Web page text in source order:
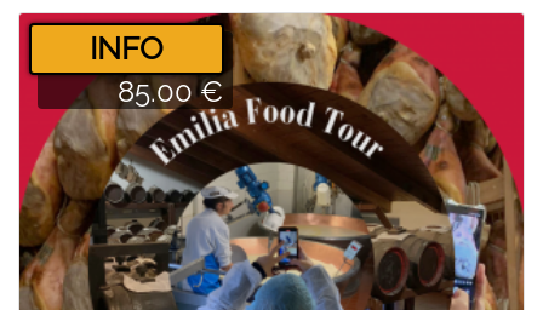
­INFO
85.00 €